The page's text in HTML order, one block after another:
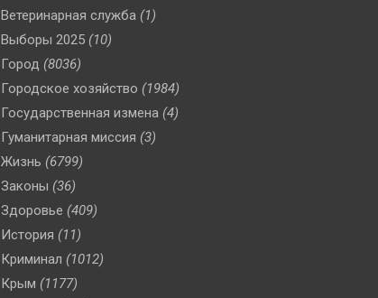
Ветеринарная служба (1)
Выборы 2025 (10)
Город (8036)
Городское хозяйство (1984)
Государственная измена (4)
Гуманитарная миссия (3)
Жизнь (6799)
Законы (36)
Здоровье (409)
История (11)
Криминал (1012)
Крым (1177)